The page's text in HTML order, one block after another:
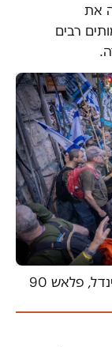
את
רבים
פלאש 90